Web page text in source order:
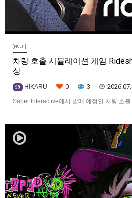
차량 호출 시뮬레이션 게임
상
99 HIKARU 0 3
Saber Interactive에서 발매 예정인 차량 호
을 운영하는 드라이버가 되어라'Rideshare